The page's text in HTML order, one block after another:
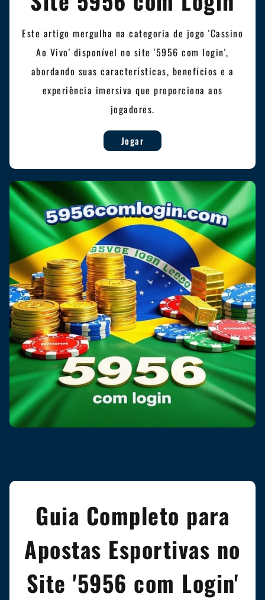
Este artigo mergulha na categoria de jogo 'Cassino
Ao Vivo' disponível no site '5956 com login',
abordando suas características, benefícios e a
experiência imersiva que proporciona aos
jogadores.
Jogar
Guia Completo para
Apostas Esportivas no
Site '5956 com Login'